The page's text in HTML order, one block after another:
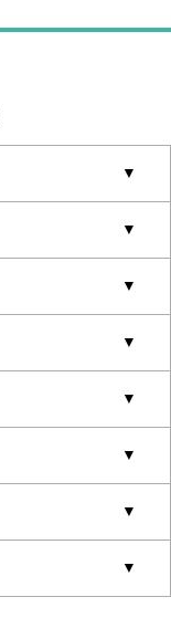
▼
▼
▼
▼
▼
▼
▼
▼